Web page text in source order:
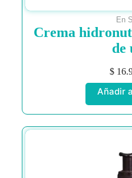
En
Crema
de
$
Añadir